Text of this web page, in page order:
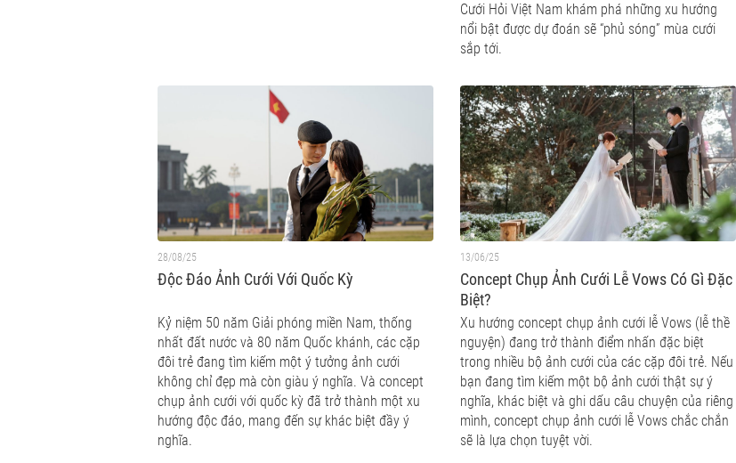
Cưới Hỏi Việt Nam khám phá những xu hướng
nổi bật được dự đoán sẽ “phủ sóng” mùa cưới
sắp tới.
28/08/25
Độc Đáo Ảnh Cưới Với Quốc Kỳ
Kỷ niệm 50 năm Giải phóng miền Nam, thống
nhất đất nước và 80 năm Quốc khánh, các cặp
đôi trẻ đang tìm kiếm một ý tưởng ảnh cưới
không chỉ đẹp mà còn giàu ý nghĩa. Và concept
chụp ảnh cưới với quốc kỳ đã trở thành một xu
hướng độc đáo, mang đến sự khác biệt đầy ý
nghĩa.
13/06/25
Concept Chụp Ảnh Cưới Lễ Vows Có Gì Đặc
Biệt?
Xu hướng concept chụp ảnh cưới lễ Vows (lễ thề
nguyện) đang trở thành điểm nhấn đặc biệt
trong nhiều bộ ảnh cưới của các cặp đôi trẻ. Nếu
bạn đang tìm kiếm một bộ ảnh cưới thật sự ý
nghĩa, khác biệt và ghi dấu câu chuyện của riêng
mình, concept chụp ảnh cưới lễ Vows chắc chắn
sẽ là lựa chọn tuyệt vời.